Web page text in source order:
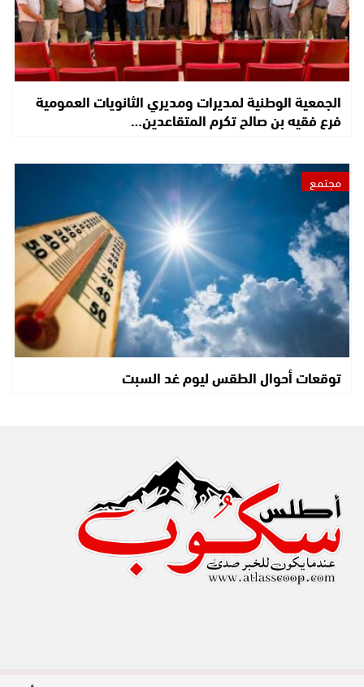
الجمعية الوطنية لمديرات ومديري الثانويات العمومية
فرع فقيه بن صالح تكرم المتقاعدين…
مجتمع
توقعات أحوال الطقس ليوم غد السبت